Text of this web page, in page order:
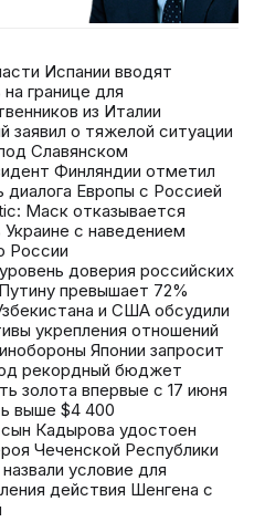
Испании вводят
границе для
из Италии
заявил о тяжелой ситуации
Славянском
Финляндии отметил
диалога Европы с Россией
Маск отказывается
Украине с наведением
России
доверия российских
превышает 72%
и США обсудили
укрепления отношений
Японии запросит
рекордный бюджет
золота впервые с 17 июня
выше $4 400
Кадырова удостоен
Чеченской Республики
условие для
действия Шенгена с